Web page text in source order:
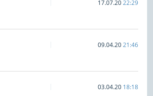
17.07.2022:29
09.04.2021:46
03.04.20 18:18